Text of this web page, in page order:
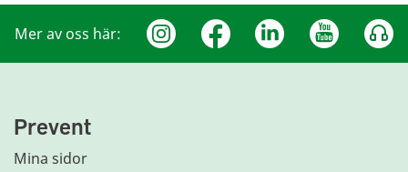
Mer av oss här:
Prevent
Mina sidor